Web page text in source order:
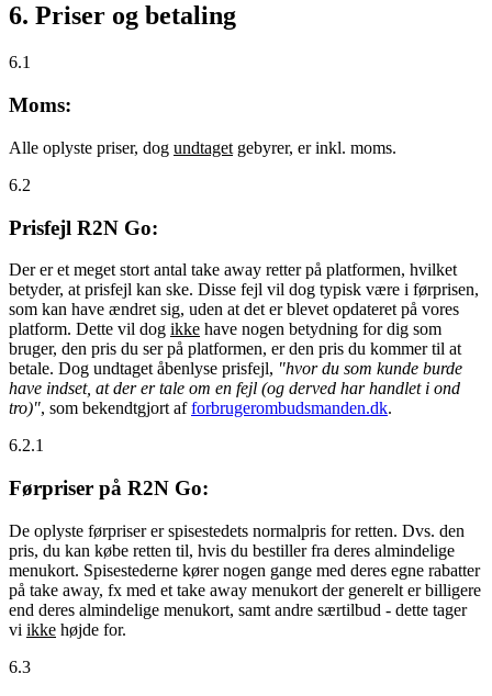
6. Priser og betaling
6.1
Moms:
Alle oplyste priser, dog undtaget gebyrer, er inkl. moms.
6.2
Prisfejl R2N Go:
Der er et meget stort antal take away retter på platformen, hvilket
betyder, at prisfejl kan ske. Disse fejl vil dog typisk være i førprisen,
som kan have ændret sig, uden at det er blevet opdateret på vores
platform. Dette vil dog ikke have nogen betydning for dig som
bruger, den pris du ser på platformen, er den pris du kommer til at
betale. Dog undtaget åbenlyse prisfejl, "hvor du som kunde burde
have indset, at der er tale om en fejl (og derved har handlet i ond
tro)", som bekendtgjort afforbrugerombudsmanden.dk.
6.2.1
Førpriser på R2N Go:
De oplyste førpriser er spisestedets normalpris for retten. Dvs. den
pris, du kan købe retten til, hvis du bestiller fra deres almindelige
menukort. Spisestederne kører nogen gange med deres egne rabatter
på take away, fx med et take away menukort der generelt er billigere
end deres almindelige menukort, samt andre særtilbud - dette tager
vi ikke højde for.
6.3